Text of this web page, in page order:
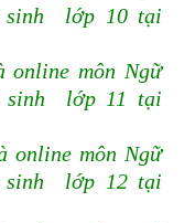
sinh lớp 10 tại
online môn Ngữ
sinh lớp 11 tại
online môn Ngữ
sinh lớp 12 tại